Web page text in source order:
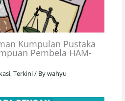
Kumpulan Pustaka
Pembela HAM-
,Terkini/ Bywahyu